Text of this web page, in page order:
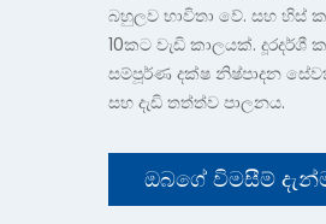
බහුලව භාවිතා වේ. සහ හිස්
10කට වැඩි කාලයක්. දූරදර්ශී
සම්පූර්ණ දක්ෂ නිෂ්පාදන
සහ දැඩි තත්ත්ව පාලනය.
ඔබගේ විමසීම්